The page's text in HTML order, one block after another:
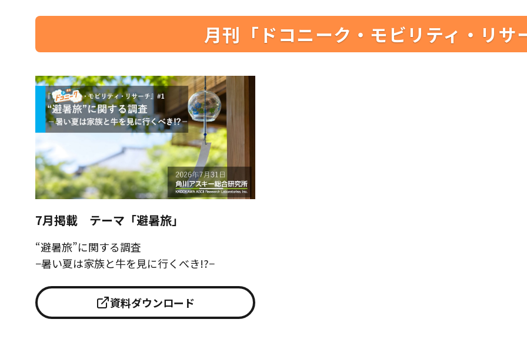
月刊「ドコニーク・モビリティ・リサ
7月掲載 テーマ「避暑旅」
“避暑旅”に関する調査
−暑い夏は家族と牛を見に行くべき!?−
資料ダウンロード